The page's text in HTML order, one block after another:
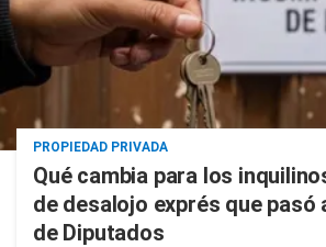
PROPIEDAD PRIVADA
Qué cambia para los
de desalojo exprés que pasó
de Diputados